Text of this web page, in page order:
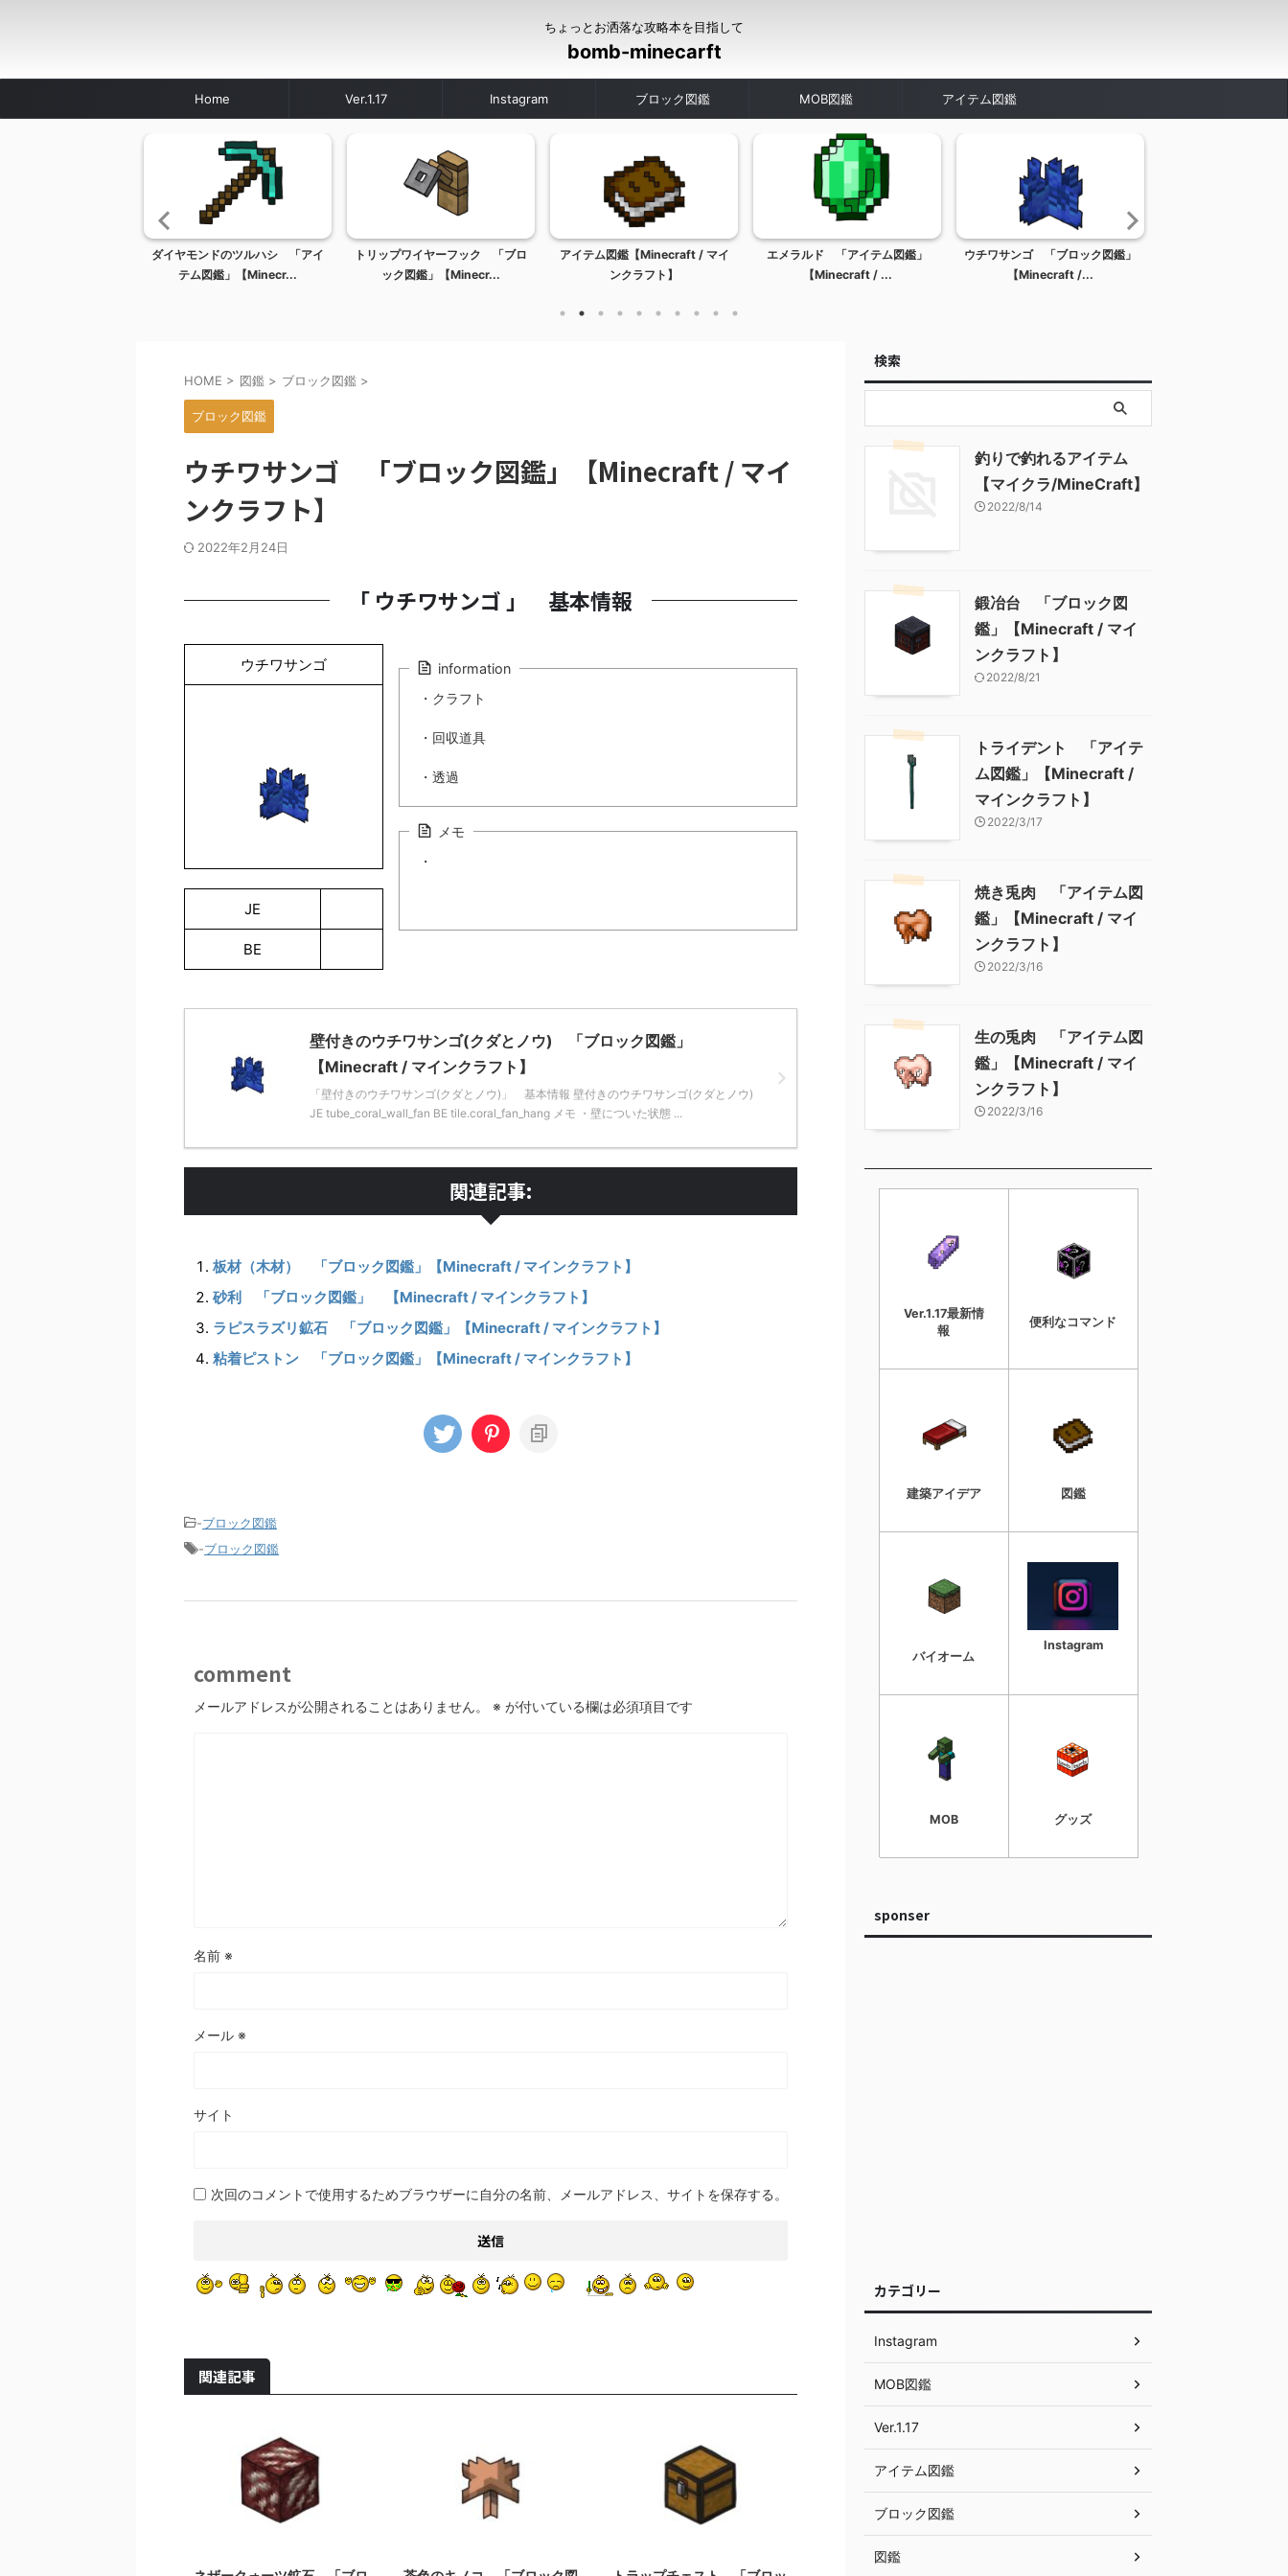
ちょっとお洒落な攻略本を目指して
bomb-minecarft
Home Ver.1.17 Instagram ブロック図鑑 MOB図鑑 アイテム図鑑
ダイヤモンドのツルハシ 「アイ
テム図鑑」【Minecr...
トリップワイヤーフック 「ブロ
ック図鑑」【Minecr...
アイテム図鑑【Minecraft / マイ
ンクラフト】
エメラルド 「アイテム図鑑」
【Minecraft / ...
ウチワサンゴ 「ブロック図鑑」
【Minecraft /...
HOME > 図鑑 > ブロック図鑑 >
ブロック図鑑
ウチワサンゴ 「ブロック図鑑」【Minecraft / マイ
ンクラフト】
2022年2月24日
「 ウチワサンゴ 」 基本情報
ウチワサンゴ
JE
BE
information
・クラフト
・回収道具
・透過
メモ
・
壁付きのウチワサンゴ(クダとノウ) 「ブロック図鑑」
【Minecraft / マインクラフト】
「壁付きのウチワサンゴ(クダとノウ)」 基本情報 壁付きのウチワサンゴ(クダとノウ)
JE tube_coral_wall_fan BE tile.coral_fan_hang メモ ・壁についた状態 ...
関連記事:
板材（木材） 「ブロック図鑑」【Minecraft / マインクラフト】
砂利 「ブロック図鑑」 【Minecraft / マインクラフト】
ラピスラズリ鉱石 「ブロック図鑑」【Minecraft / マインクラフト】
粘着ピストン 「ブロック図鑑」【Minecraft / マインクラフト】
-ブロック図鑑
-ブロック図鑑
comment
メールアドレスが公開されることはありません。 ※ が付いている欄は必須項目です
名前 ※
メール ※
サイト
次回のコメントで使用するためブラウザーに自分の名前、メールアドレス、サイトを保存する。
関連記事
検索
釣りで釣れるアイテム
【マイクラ/MineCraft】
2022/8/14
鍛冶台 「ブロック図
鑑」【Minecraft / マイ
ンクラフト】
2022/8/21
トライデント 「アイテ
ム図鑑」【Minecraft /
マインクラフト】
2022/3/17
焼き兎肉 「アイテム図
鑑」【Minecraft / マイ
ンクラフト】
2022/3/16
生の兎肉 「アイテム図
鑑」【Minecraft / マイ
ンクラフト】
2022/3/16
Ver.1.17最新情
報
便利なコマンド
建築アイデア 図鑑
バイオーム
Instagram
MOB グッズ
sponser
カテゴリー
Instagram
MOB図鑑
Ver.1.17
アイテム図鑑
ブロック図鑑
図鑑